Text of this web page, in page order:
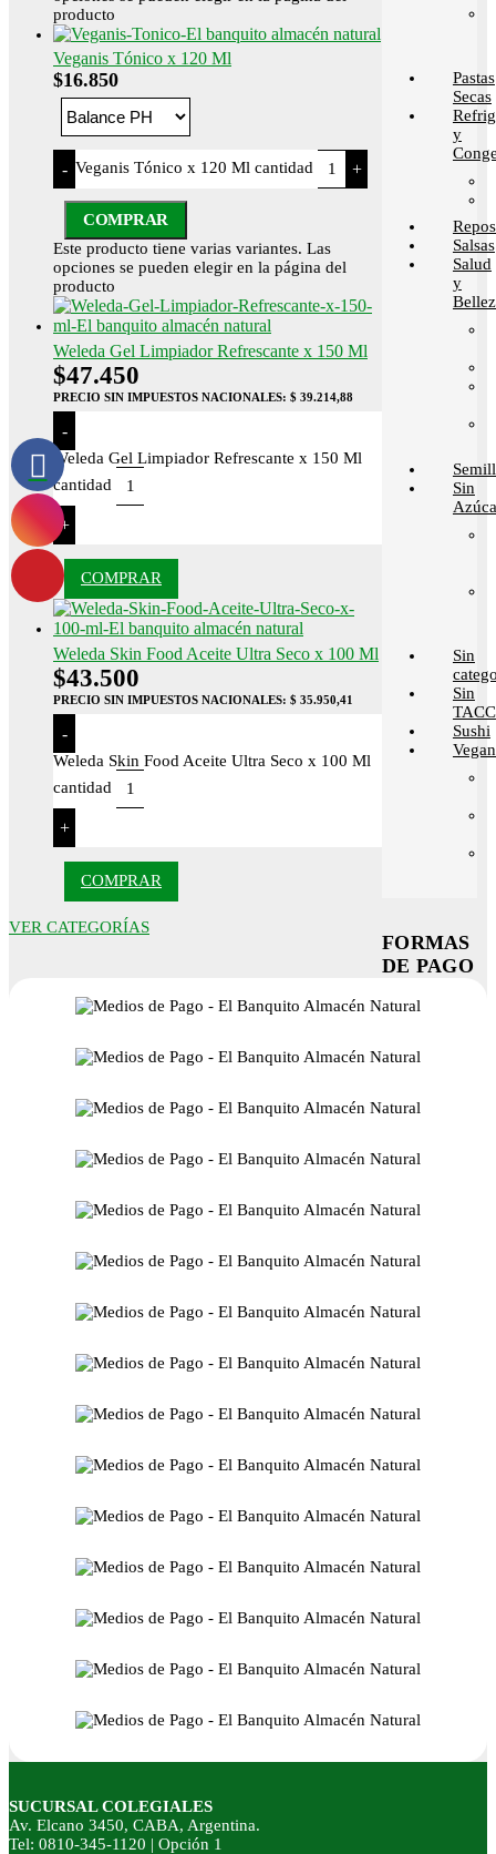
producto
Veganis Tónico x 120 Ml
$16.850
- Veganis Tónico x 120 Ml cantidad +
COMPRAR
Este producto tiene varias variantes. Las
opciones se pueden elegir en la página del
producto
Weleda Gel Limpiador Refrescante x 150 Ml
$47.450
PRECIO SIN IMPUESTOS NACIONALES: $ 39.214,88
-
Weleda Gel Limpiador Refrescante x 150 Ml
cantidad
+
COMPRAR
Weleda Skin Food Aceite Ultra Seco x 100 Ml
$43.500
PRECIO SIN IMPUESTOS NACIONALES: $ 35.950,41
-
Weleda Skin Food Aceite Ultra Seco x 100 Ml
cantidad
+
COMPRAR
VER CATEGORÍAS
Pastas
Secas
y
Salsas
Salud
y
Sin
Sin
Sin
TACC
Sushi
FORMAS
DE PAGO
SUCURSAL COLEGIALES
Av. Elcano 3450, CABA, Argentina.
Tel: 0810-345-1120 | Opción 1